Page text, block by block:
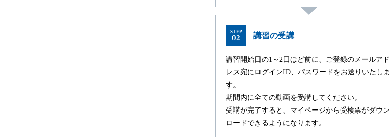
STEP
02 講習の受講
講習開始日の1～2日ほど前に、ご登録のメールアド
レス宛にログインID、パスワードをお送りいたしま
す。
期間内に全ての動画を受講してください。
受講が完了すると、マイページから受検票がダウン
ロードできるようになります。